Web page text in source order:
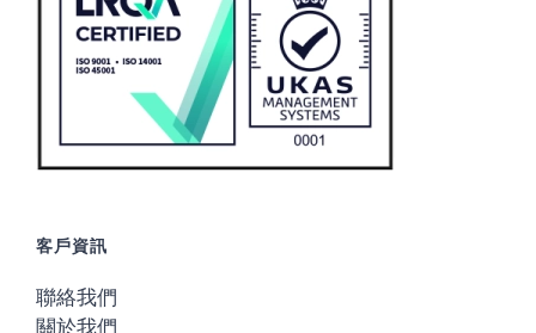
客戶資訊
聯絡我們
關於我們